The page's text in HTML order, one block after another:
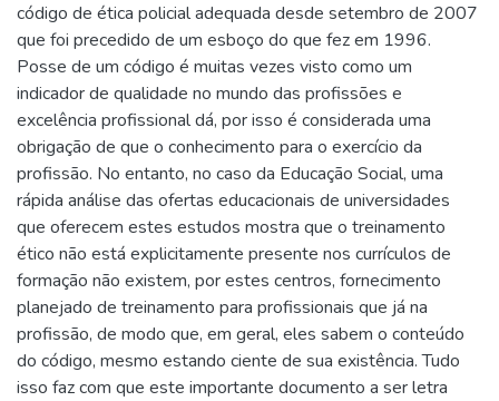
código de ética policial adequada desde setembro de 2007
que foi precedido de um esboço do que fez em 1996.
Posse de um código é muitas vezes visto como um
indicador de qualidade no mundo das profissões e
excelência profissional dá, por isso é considerada uma
obrigação de que o conhecimento para o exercício da
profissão. No entanto, no caso da Educação Social, uma
rápida análise das ofertas educacionais de universidades
que oferecem estes estudos mostra que o treinamento
ético não está explicitamente presente nos currículos de
formação não existem, por estes centros, fornecimento
planejado de treinamento para profissionais que já na
profissão, de modo que, em geral, eles sabem o conteúdo
do código, mesmo estando ciente de sua existência. Tudo
isso faz com que este importante documento a ser letra